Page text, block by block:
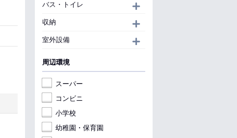
バス・トイレ
収納
室外設備
周辺環境
スーパー
コンビニ
小学校
幼稚園・保育園